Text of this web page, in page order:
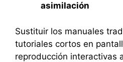
asimilación
Sustituir los manuales
tutoriales cortos en
reproducción interactivas